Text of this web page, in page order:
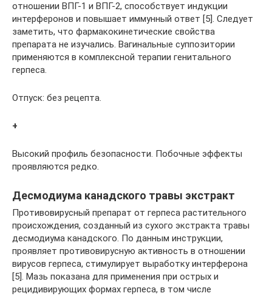
отношении ВПГ-1 и ВПГ-2, способствует индукции
интерферонов и повышает иммунный ответ [5]. Следует
заметить, что фармакокинетические свойства
препарата не изучались. Вагинальные суппозитории
применяются в комплексной терапии генитального
герпеса.
Отпуск: без рецепта.
+
Высокий профиль безопасности. Побочные эффекты
проявляются редко.
Десмодиума канадского травы экстракт
Противовирусный препарат от герпеса растительного
происхождения, созданный из сухого экстракта травы
десмодиума канадского. По данным инструкции,
проявляет противовирусную активность в отношении
вирусов герпеса, стимулирует выработку интерферона
[5]. Мазь показана для применения при острых и
рецидивирующих формах герпеса, в том числе